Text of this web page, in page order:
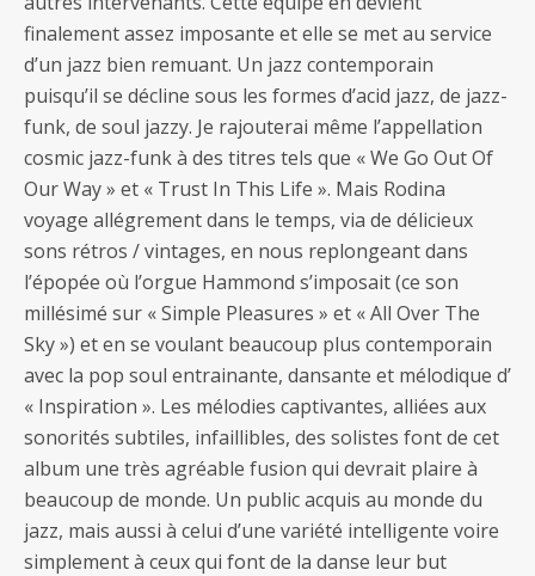
finalement assez imposante et elle se met au service
d’un jazz bien remuant. Un jazz contemporain
puisqu’il se décline sous les formes d’acid jazz, de jazz-
funk, de soul jazzy. Je rajouterai même l’appellation
cosmic jazz-funk à des titres tels que « We Go Out Of
Our Way » et « Trust In This Life ». Mais Rodina
voyage allégrement dans le temps, via de délicieux
sons rétros / vintages, en nous replongeant dans
l’épopée où l’orgue Hammond s’imposait (ce son
millésimé sur « Simple Pleasures » et « All Over The
Sky ») et en se voulant beaucoup plus contemporain
avec la pop soul entrainante, dansante et mélodique d’
« Inspiration ». Les mélodies captivantes, alliées aux
sonorités subtiles, infaillibles, des solistes font de cet
album une très agréable fusion qui devrait plaire à
beaucoup de monde. Un public acquis au monde du
jazz, mais aussi à celui d’une variété intelligente voire
simplement à ceux qui font de la danse leur but